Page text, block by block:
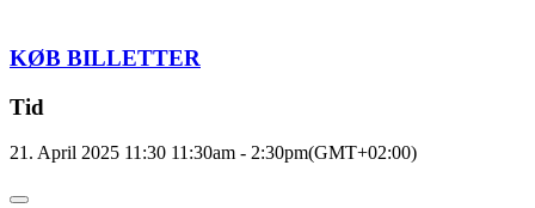
KØB BILLETTER
Tid
21. April 2025 11:30 11:30am - 2:30pm(GMT+02:00)